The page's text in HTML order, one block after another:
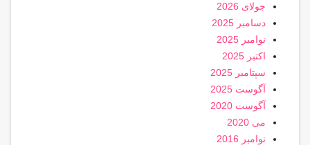
جولای 2026
دسامبر 2025
نوامبر 2025
اکتبر 2025
سپتامبر 2025
آگوست 2025
آگوست 2020
می 2020
نوامبر 2016